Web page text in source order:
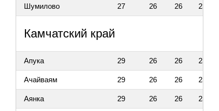
Шумилово 27 26 26 23
Камчатский край
Апука 29 26 26 23
Ачайваям 29 26 26 23
Аянка 29 26 26 23